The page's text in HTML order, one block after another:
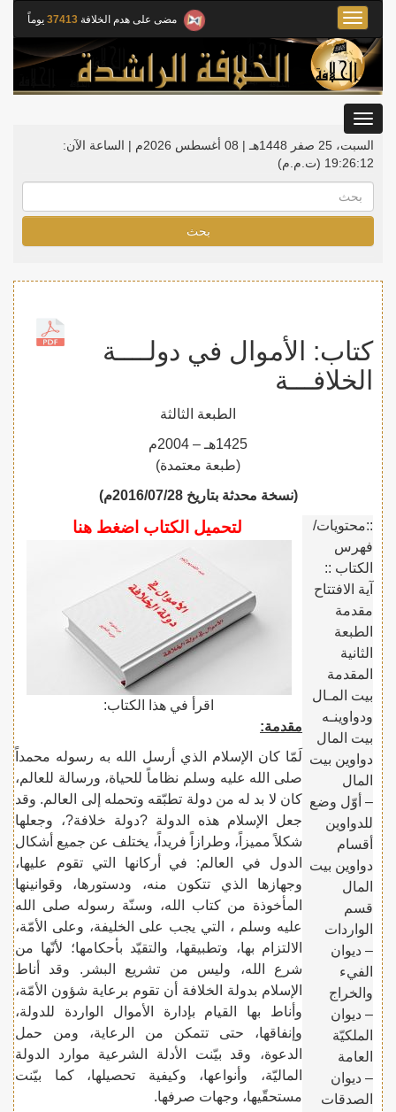
مضى على هدم الخلافة 37413 يوماً
Toggle
navigation
السبت، 25 صفر 1448هـ | 08 أغسطس 2026م |
الساعة الآن:
19:26:13 (ت.م.م)
بحث
كتاب: الأموال في دولــــة
الخلافـــة
الطبعة الثالثة
1425هـ – 2004م
(طبعة معتمدة)
(نسخة محدثة بتاريخ 2016/07/28م)
::محتويات/
فهرس
الكتاب ::
آية الافتتاح
مقدمة
الطبعة
الثانية
المقدمة
بيت المـال
ودواوينـه
بيت المال
دواوين بيت
المال
– أوّل وضع
للدواوين
أقسام
دواوين بيت
المال
قسم
الواردات
– ديوان
الفيء
والخراج
– ديوان
الملكيّة
العامة
– ديوان
الصدقات
لتحميل الكتاب اضغط هنا
اقرأ في هذا الكتاب:
مقدمة:
لَمّا كان الإسلام الذي أرسل الله به رسوله محمداً
صلى الله عليه وسلم نظاماً للحياة، ورسالة للعالم،
كان لا بد له من دولة تطبّقه وتحمله إلى العالم. وقد
جعل الإسلام هذه الدولة ?دولة خلافة?، وجعلها
شكلاً مميزاً، وطرازاً فريداً، يختلف عن جميع أشكال
الدول في العالم: في أركانها التي تقوم عليها،
وجهازها الذي تتكون منه، ودستورها، وقوانينها
المأخوذة من كتاب الله، وسنّة رسوله صلى الله
عليه وسلم ، التي يجب على الخليفة، وعلى الأمّة،
الالتزام بها، وتطبيقها، والتقيّد بأحكامها؛ لأنّها من
شرع الله، وليس من تشريع البشر. وقد أناط
الإسلام بدولة الخلافة أن تقوم برعاية شؤون الأمّة،
وأناط بها القيام بإدارة الأموال الواردة للدولة،
وإنفاقها، حتى تتمكن من الرعاية، ومن حمل
الدعوة، وقد بيّنت الأدلة الشرعية موارد الدولة
الماليّة، وأنواعها، وكيفية تحصيلها، كما بيّنت
مستحقّيها، وجهات صرفها.